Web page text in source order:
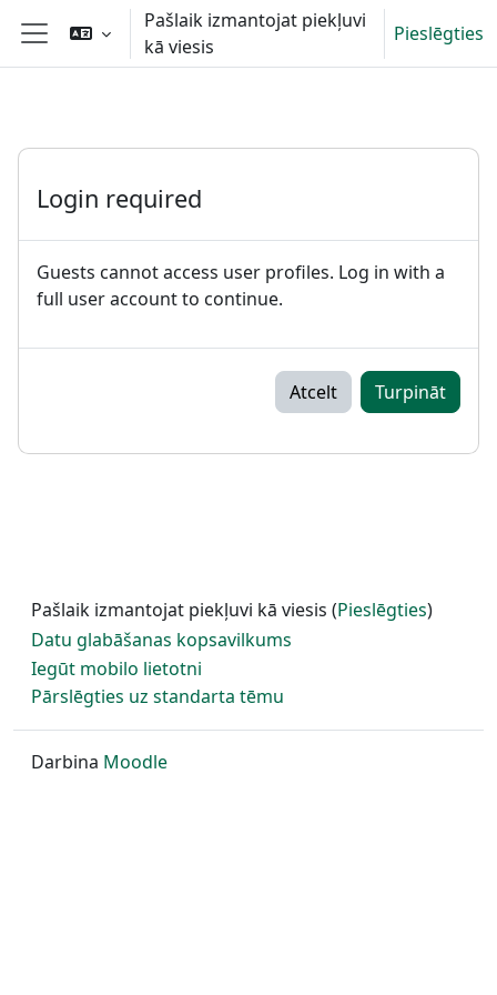
Atvērt galveno saturu
Sānu panelis
Pašlaik izmantojat piekļuvi
kā viesis
Pieslēgties
Login required
Guests cannot access user profiles. Log in with a
full user account to continue.
Atcelt Turpināt
Pašlaik izmantojat piekļuvi kā viesis (Pieslēgties)
Datu glabāšanas kopsavilkums
Iegūt mobilo lietotni
Pārslēgties uz standarta tēmu
Darbina Moodle